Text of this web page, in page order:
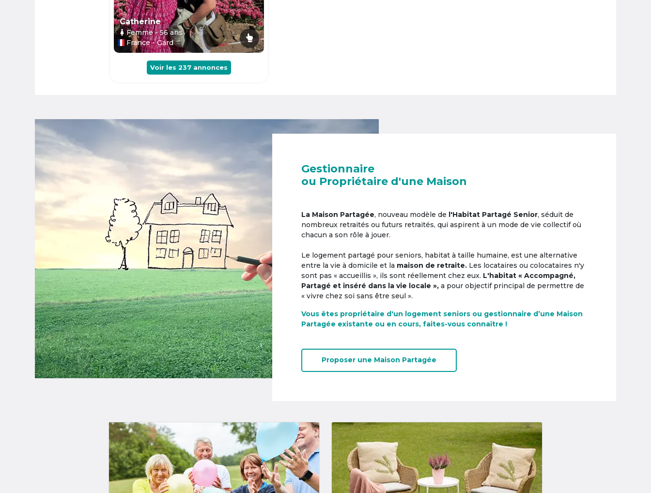
Catherine
Femme- 56ans
France - Gard
Voir les 237 annonces
Gestionnaire
ou Propriétaire d'une Maison
La Maison Partagée, nouveau modèle de l'Habitat Partagé Senior, séduit de
nombreux retraités ou futurs retraités, qui aspirent à un mode de vie collectif où
chacun a son rôle à jouer.
Le logement partagé pour seniors, habitat à taille humaine, est une alternative
entre la vie à domicile et la maison de retraite. Les locataires ou colocataires n'y
sont pas « accueillis », ils sont réellement chez eux. L'habitat « Accompagné,
Partagé et inséré dans la vie locale », a pour objectif principal de permettre de
« vivre chez soi sans être seul ».
Vous êtes propriétaire d'un logement seniors ou gestionnaire d’une Maison
Partagée existante ou en cours, faites-vous connaître !
Proposer une Maison Partagée